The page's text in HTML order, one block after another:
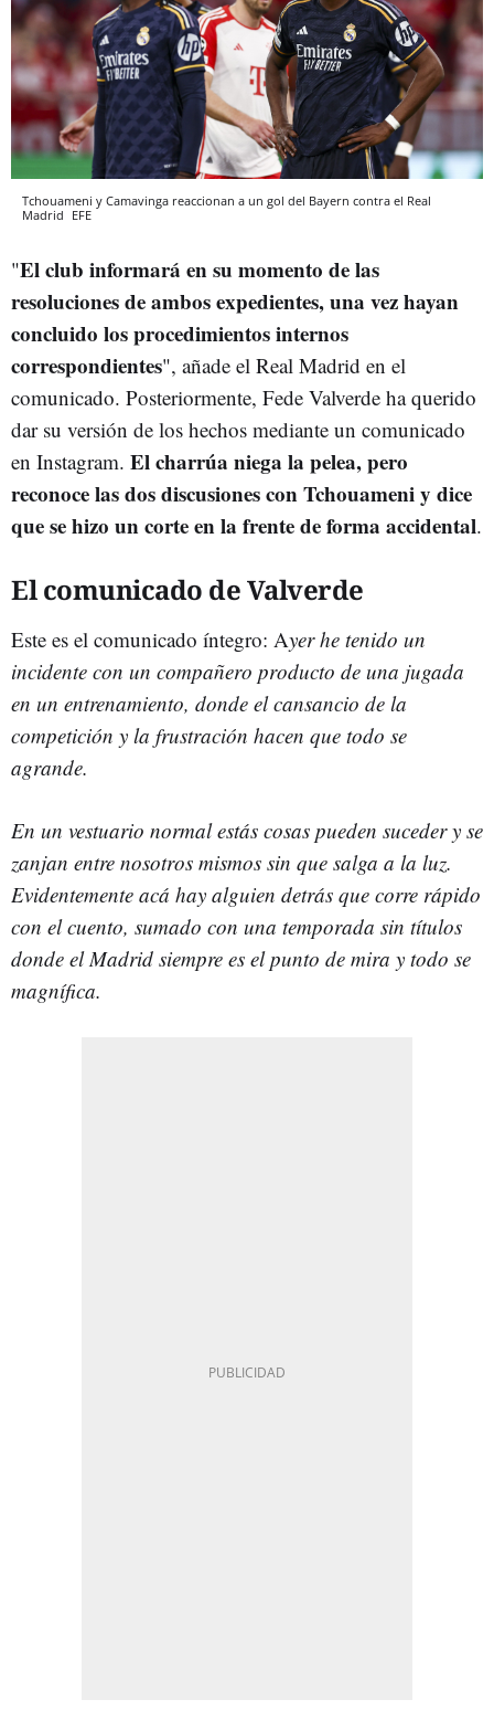
Tchouameni y Camavinga reaccionan a un gol del Bayern contra el Real
Madrid EFE
"El club informará en su momento de las
resoluciones de ambos expedientes, una vez hayan
concluido los procedimientos internos
correspondientes", añade el Real Madrid en el
comunicado. Posteriormente, Fede Valverde ha querido
dar su versión de los hechos mediante un comunicado
en Instagram. El charrúa niega la pelea, pero
reconoce las dos discusiones con Tchouameni y dice
que se hizo un corte en la frente de forma accidental.
El comunicado de Valverde
Este es el comunicado íntegro: Ayer he tenido un
incidente con un compañero producto de una jugada
en un entrenamiento, donde el cansancio de la
competición y la frustración hacen que todo se
agrande.
En un vestuario normal estás cosas pueden suceder y se
zanjan entre nosotros mismos sin que salga a la luz.
Evidentemente acá hay alguien detrás que corre rápido
con el cuento, sumado con una temporada sin títulos
donde el Madrid siempre es el punto de mira y todo se
magnífica.